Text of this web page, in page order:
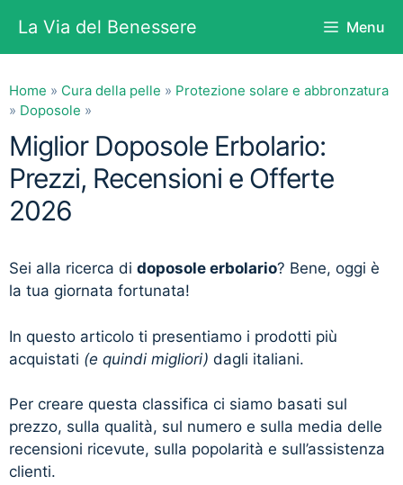
contenuto
La Via del Benessere Menu
Home » Cura della pelle » Protezione solare e abbronzatura
» Doposole »
Miglior Doposole Erbolario:
Prezzi, Recensioni e Offerte
2026
Sei alla ricerca di doposole erbolario? Bene, oggi è
la tua giornata fortunata!
In questo articolo ti presentiamo i prodotti più
acquistati (e quindi migliori) dagli italiani.
Per creare questa classifica ci siamo basati sul
prezzo, sulla qualità, sul numero e sulla media delle
recensioni ricevute, sulla popolarità e sull’assistenza
clienti.